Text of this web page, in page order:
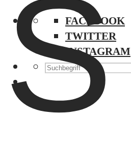
FACEBOOK
TWITTER
INSTAGRAM
S